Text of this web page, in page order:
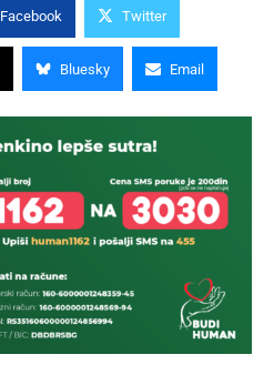
Facebook Twitter
Bluesky Email